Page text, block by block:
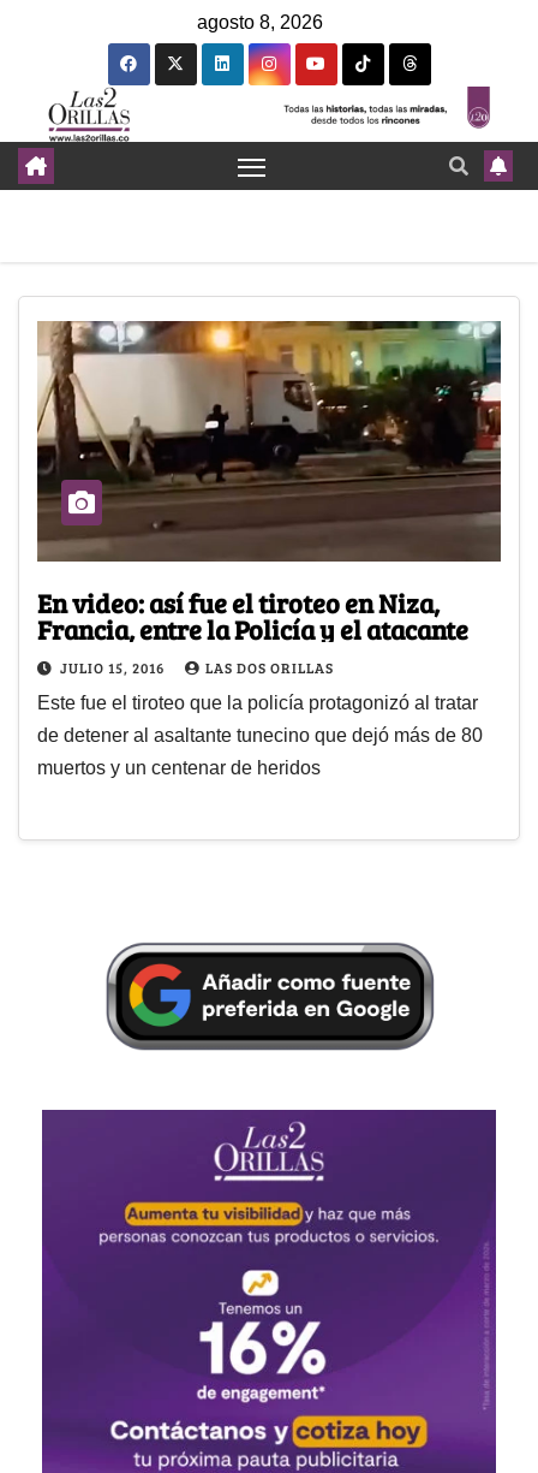
agosto 8, 2026
En video: así fue el tiroteo en Niza,
Francia, entre la Policía y el atacante
JULIO 15, 2016 LAS DOS ORILLAS
Este fue el tiroteo que la policía protagonizó al tratar
de detener al asaltante tunecino que dejó más de 80
muertos y un centenar de heridos